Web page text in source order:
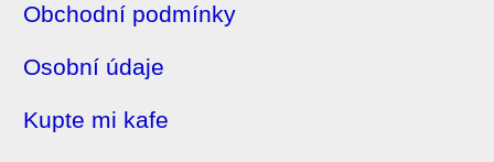
Obchodní podmínky
Osobní údaje
Kupte mi kafe